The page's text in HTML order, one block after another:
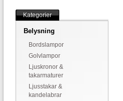
Kategorier
Belysning
Bordslampor
Golvlampor
Ljuskronor &
takarmaturer
Ljusstakar &
kandelabrar